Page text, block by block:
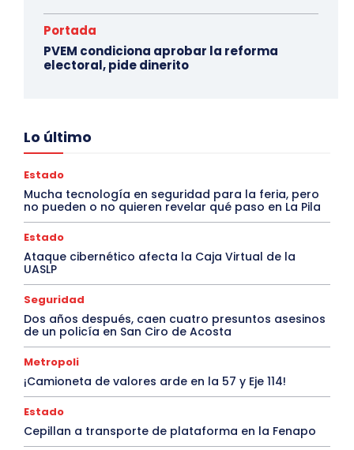
Portada
PVEM condiciona aprobar la reforma
electoral, pide dinerito
Lo último
Estado
Mucha tecnología en seguridad para la feria, pero
no pueden o no quieren revelar qué paso en La Pila
Estado
Ataque cibernético afecta la Caja Virtual de la
UASLP
Seguridad
Dos años después, caen cuatro presuntos asesinos
de un policía en San Ciro de Acosta
Metropoli
¡Camioneta de valores arde en la 57 y Eje 114!
Estado
Cepillan a transporte de plataforma en la Fenapo